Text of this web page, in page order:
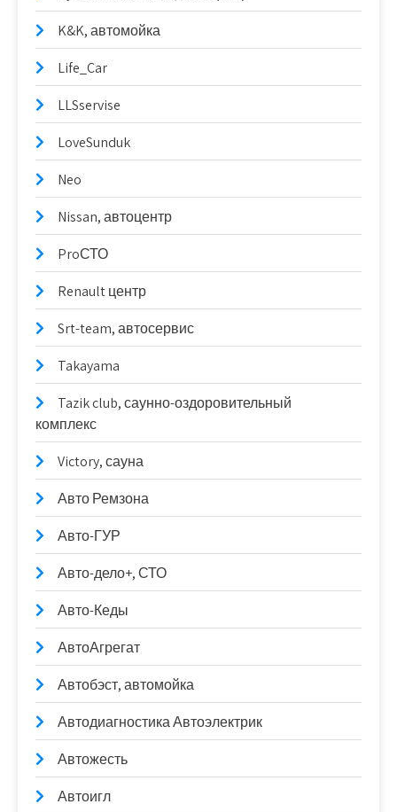
K&K, автомойка
Life_Car
LLSservise
LoveSunduk
Neo
Nissan, автоцентр
ProСТО
Renault центр
Srt-team, автосервис
Takayama
Tazik club, саунно-оздоровительный
комплекс
Victory, сауна
Авто Ремзона
Авто-ГУР
Авто-дело+, СТО
Авто-Кеды
АвтоАгрегат
Автобэст, автомойка
Автодиагностика Автоэлектрик
Автожесть
Автоигл